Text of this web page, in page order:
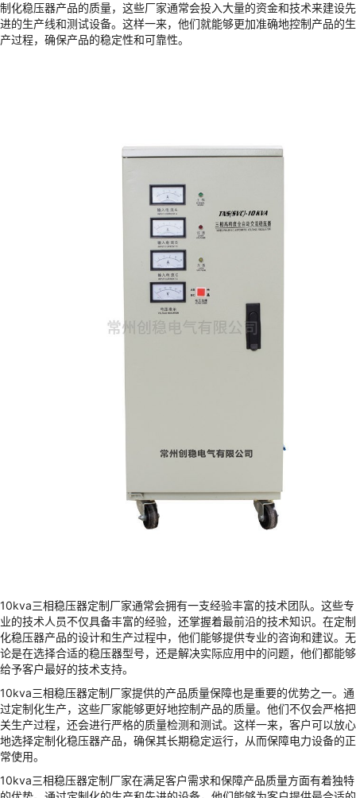
制化稳压器产品的质量，这些厂家通常会投入大量的资金和技术来建设先
进的生产线和测试设备。这样一来，他们就能够更加准确地控制产品的生
产过程，确保产品的稳定性和可靠性。
10kva三相稳压器定制厂家通常会拥有一支经验丰富的技术团队。这些专
业的技术人员不仅具备丰富的经验，还掌握着最前沿的技术知识。在定制
化稳压器产品的设计和生产过程中，他们能够提供专业的咨询和建议。无
论是在选择合适的稳压器型号，还是解决实际应用中的问题，他们都能够
给予客户最好的技术支持。
10kva三相稳压器定制厂家提供的产品质量保障也是重要的优势之一。通
过定制化生产，这些厂家能够更好地控制产品的质量。他们不仅会严格把
关生产过程，还会进行严格的质量检测和测试。这样一来，客户可以放心
地选择定制化稳压器产品，确保其长期稳定运行，从而保障电力设备的正
常使用。
10kva三相稳压器定制厂家在满足客户需求和保障产品质量方面有着独特